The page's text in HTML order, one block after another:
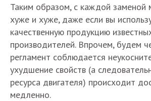
Таким образом, с каждой заменой
хуже и хуже, даже если вы
качественную продукцию
производителей. Впрочем, будем
регламент соблюдается
ухудшение свойств (а
ресурса двигателя) происходит
медленно.